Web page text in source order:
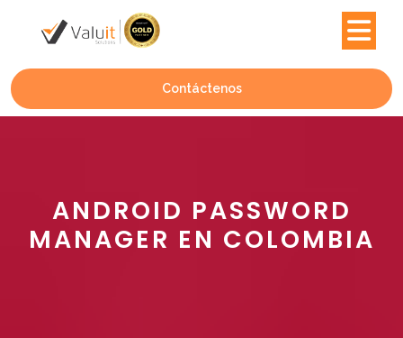
Contáctenos
ANDROID PASSWORD
MANAGER EN COLOMBIA